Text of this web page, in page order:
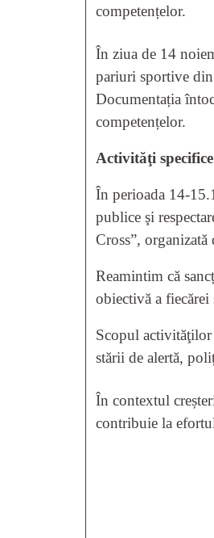
competențelor.
În ziua de 14
pariuri sportive din
Documentația
competențelor.
Activităţi
În perioada 14-
publice şi
Cross”,
Reamintim că
obiectivă a fiecărei
Scopul activităţilor
stării de alertă,
În contextul
contribuie la